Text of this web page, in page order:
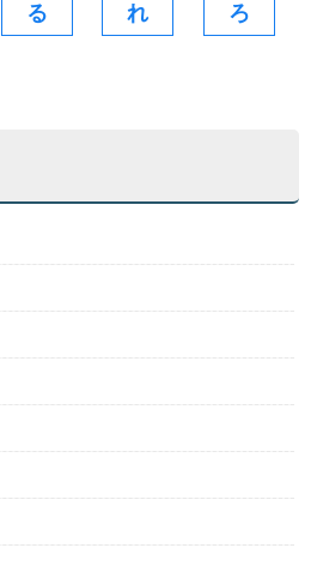
る れ ろ